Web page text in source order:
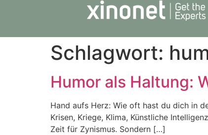
Schlagwort:
Humor als Haltung:
Hand aufs Herz: Wie oft hast du dich in
Krisen, Kriege, Klima, Künstliche
Zeit für Zynismus. Sondern […]